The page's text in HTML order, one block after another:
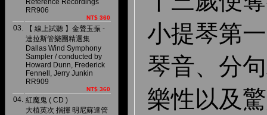
Reference Recordings
RR906
NT$ 360
03.
【 線上試聽 】金聲玉振 -
達拉斯管樂團精選集
Dallas Wind Symphony
Sampler / conducted by
Howard Dunn, Frederick
Fennell, Jerry Junkin
RR909
NT$ 360
04. 紅魔鬼 ( CD )
大植英次 指揮 明尼蘇達管
小提琴第
琴音、分
樂性以及